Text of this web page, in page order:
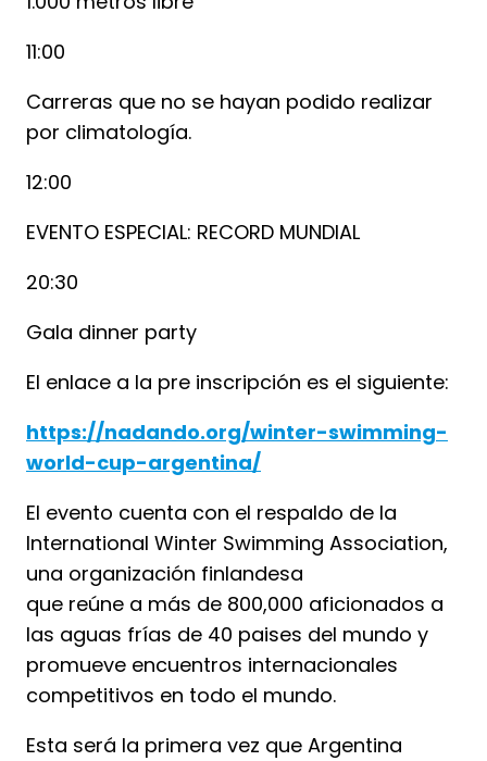
11:00
Carreras que no se hayan podido realizar
por climatología.
12:00
EVENTO ESPECIAL: RECORD MUNDIAL
20:30
Gala dinner party
El enlace a la pre inscripción es el siguiente:
https://nadando.org/winter-swimming-
world-cup-argentina/
El evento cuenta con el respaldo de la
International Winter Swimming Association,
una organización finlandesa
que reúne a más de 800,000 aficionados a
las aguas frías de 40 paises del mundo y
promueve encuentros internacionales
competitivos en todo el mundo.
Esta será la primera vez que Argentina